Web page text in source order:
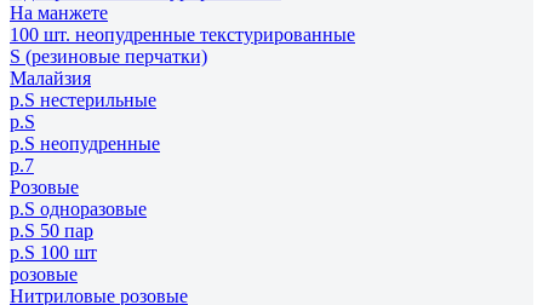
На манжете
100 шт. неопудренные текстурированные
S (резиновые перчатки)
Малайзия
р.S нестерильные
р.S
р.S неопудренные
р.7
Розовые
р.S одноразовые
р.S 50 пар
р.S 100 шт
розовые
Нитриловые розовые